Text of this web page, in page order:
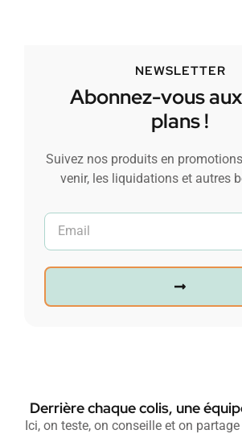
NEWSLETTER
Abonnez-vous
plans !
Suivez nos produits en
venir, les liquidations et autres
Derrière chaque colis, une
Ici, on teste, on conseille et on